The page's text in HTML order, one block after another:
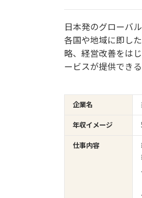
日本発のグローバ
各国や地域に即し
略、経営改善をは
ービスが提供でき
企業名
年収イメージ
仕事内容